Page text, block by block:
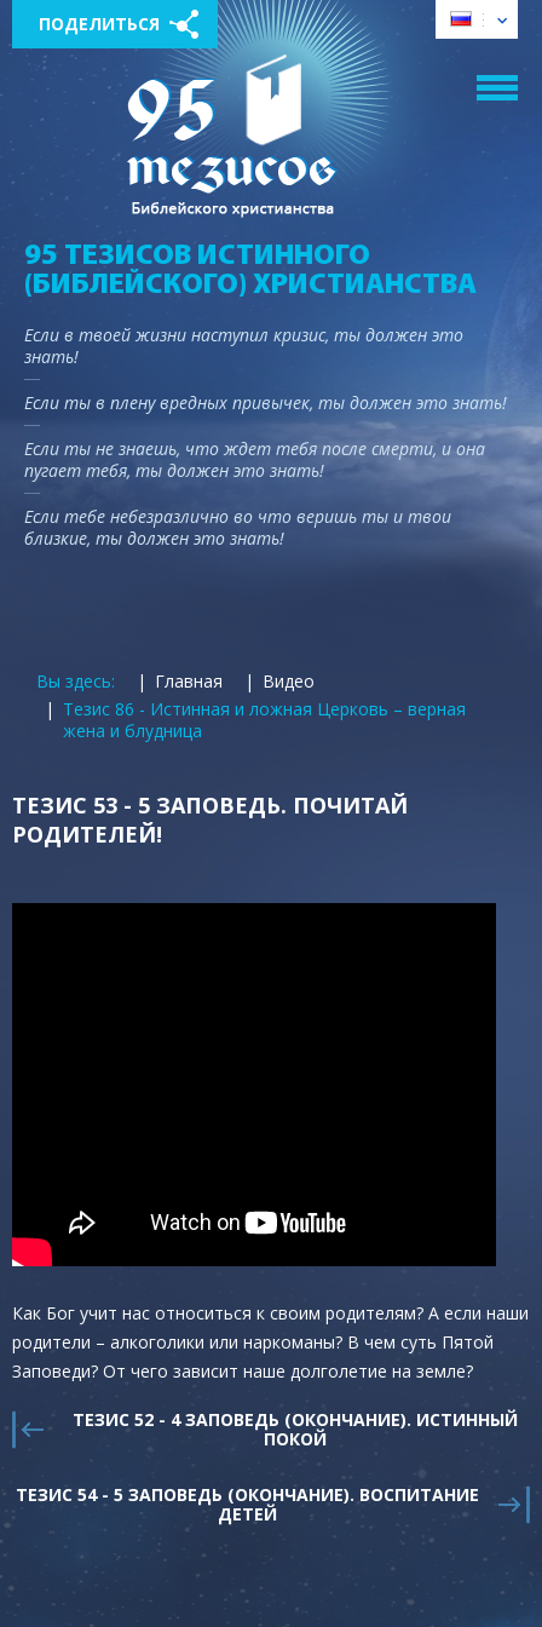
ПОДЕЛИТЬСЯ
95 ТЕЗИСОВ ИСТИННОГО
(БИБЛЕЙСКОГО) ХРИСТИАНСТВА
Если в твоей жизни наступил кризис, ты должен это
знать!
Если ты в плену вредных привычек, ты должен это знать!
Если ты не знаешь, что ждет тебя после смерти, и она
пугает тебя, ты должен это знать!
Если тебе небезразлично во что веришь ты и твои
близкие, ты должен это знать!
Вы здесь: Главная
Видео
Тезис 86 - Истинная и ложная Церковь – верная
жена и блудница
ТЕЗИС 53 - 5 ЗАПОВЕДЬ. ПОЧИТАЙ
РОДИТЕЛЕЙ!
Как Бог учит нас относиться к своим родителям? А если наши
родители – алкоголики или наркоманы? В чем суть Пятой
Заповеди? От чего зависит наше долголетие на земле?
ТЕЗИС 52 - 4 ЗАПОВЕДЬ (ОКОНЧАНИЕ). ИСТИННЫЙ
ПОКОЙ
ТЕЗИС 54 - 5 ЗАПОВЕДЬ (ОКОНЧАНИЕ). ВОСПИТАНИЕ
ДЕТЕЙ